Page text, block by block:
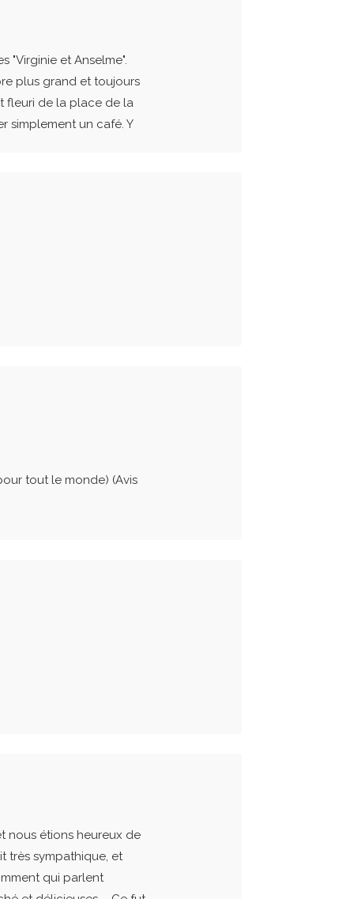
"Virginie et Anselme".
plus grand et toujours
fleuri de la place de la
simplement un café. Y
tout le monde) (Avis
nous étions heureux de
très sympathique, et
qui parlent